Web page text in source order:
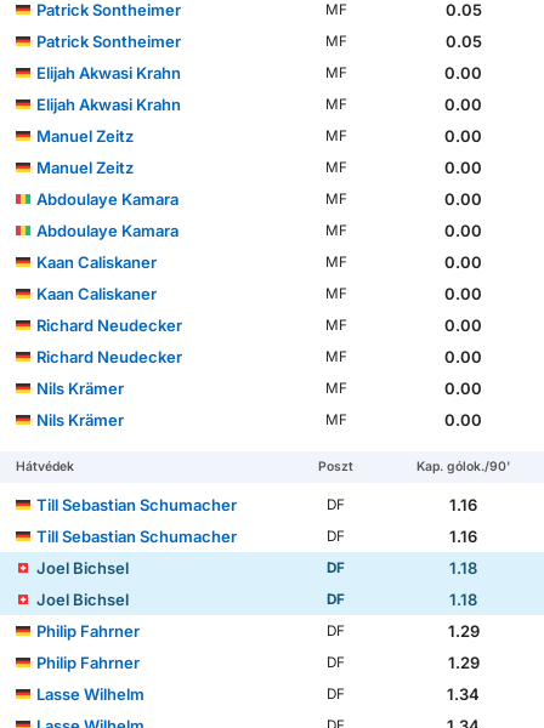
Patrick Sontheimer
MF
0.05
Patrick Sontheimer
MF
0.05
Elijah Akwasi Krahn
MF
0.00
Elijah Akwasi Krahn
MF
0.00
Manuel Zeitz
MF
0.00
Manuel Zeitz
MF
0.00
Abdoulaye Kamara
MF
0.00
Abdoulaye Kamara
MF
0.00
Kaan Caliskaner
MF
0.00
Kaan Caliskaner
MF
0.00
Richard Neudecker
MF
0.00
Richard Neudecker
MF
0.00
Nils Krämer
MF
0.00
Nils Krämer
MF 0.00
Hátvédek Poszt Kap. gólok./90'
Till Sebastian Schumacher DF
1.16
Till Sebastian Schumacher
DF
1.16
Joel Bichsel
DF
1.18
Joel Bichsel
DF
1.18
Philip Fahrner
DF
1.29
Philip Fahrner
DF
1.29
Lasse Wilhelm
DF
1.34